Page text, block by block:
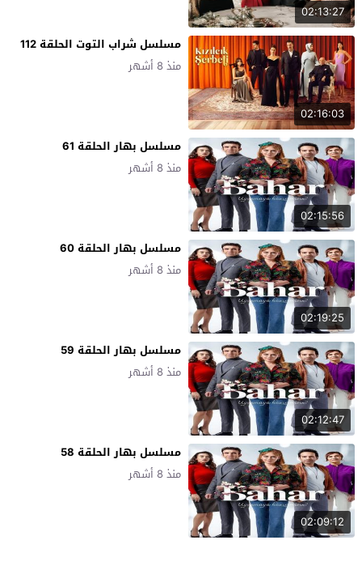
02:13:27
02:16:03
مسلسل شراب التوت الحلقة 112
منذ 8 أشهر
02:15:56
مسلسل بهار الحلقة 61
منذ 8 أشهر
02:19:25
مسلسل بهار الحلقة 60
منذ 8 أشهر
02:12:47
مسلسل بهار الحلقة 59
منذ 8 أشهر
02:09:12
مسلسل بهار الحلقة 58
منذ 8 أشهر